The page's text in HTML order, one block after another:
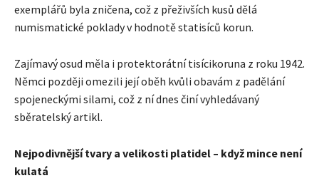
exemplářů byla zničena, což z přeživších kusů dělá
numismatické poklady v hodnotě statisíců korun.
Zajímavý osud měla i protektorátní tisícikoruna z roku 1942.
Němci později omezili její oběh kvůli obavám z padělání
spojeneckými silami, což z ní dnes činí vyhledávaný
sběratelský artikl.
Nejpodivnější tvary a velikosti platidel – když mince není
kulatá